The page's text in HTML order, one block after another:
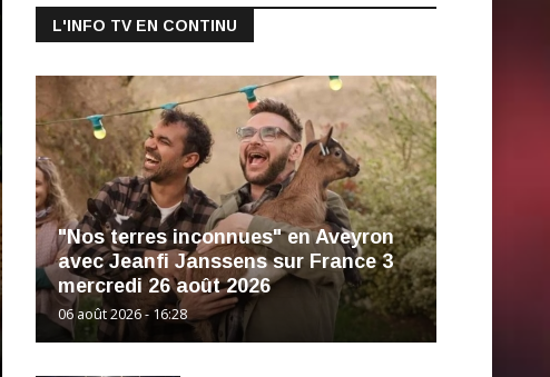
L'INFO TV EN CONTINU
"Nos terres inconnues" en Aveyron
avec Jeanfi Janssens sur France 3
mercredi 26 août 2026
06 août 2026 - 16:28